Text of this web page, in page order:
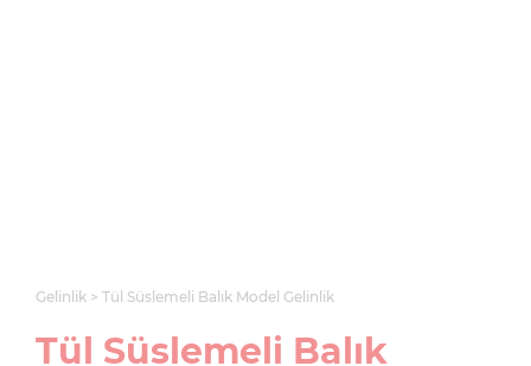
Gelinlik Tül Süslemeli Balık Model Gelinlik
Tül Süslemeli Balık